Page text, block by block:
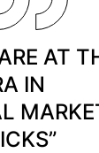
AT
IN